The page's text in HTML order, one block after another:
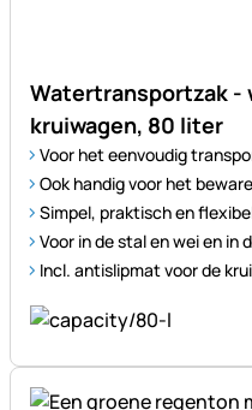
Watertransportzak -
kruiwagen, 80 liter
Voor het eenvoudig
Ook handig voor het
Simpel, praktisch en
Voor in de stal en wei en in
Incl. antislipmat voor de